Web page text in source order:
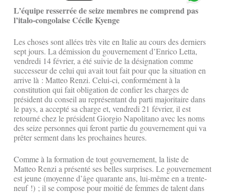
L’équipe resserrée de seize membres ne comprend pas
l’italo-congolaise Cécile Kyenge
Les choses sont allées très vite en Italie au cours des derniers
sept jours. La démission du gouvernement d’Enrico Letta,
vendredi 14 février, a été suivie de la désignation comme
successeur de celui qui avait tout fait pour que la situation en
arrive là : Matteo Renzi. Celui-ci, conformément à la
constitution qui fait obligation de confier les charges de
président du conseil au représentant du parti majoritaire dans
le pays, a accepté sa charge et, vendredi 21 février, il est
retourné chez le président Giorgio Napolitano avec les noms
des seize personnes qui feront partie du gouvernement qui va
prêter serment dans les prochaines heures.
Comme à la formation de tout gouvernement, la liste de
Matteo Renzi a présenté ses belles surprises. Le gouvernement
est jeune (moyenne d’âge quarante ans, lui-même en a trente-
neuf !) ; il se compose pour moitié de femmes de talent dans